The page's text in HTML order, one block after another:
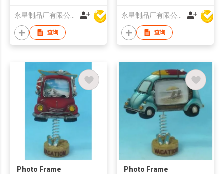
永星制品厂有限公司
查询
永星制品厂有限公司
查询
Photo Frame Photo Frame